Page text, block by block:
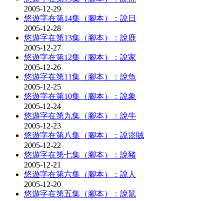
2005-12-29
悠遊字在第14集（腳本）：說日
2005-12-28
悠遊字在第13集（腳本）：說鹿
2005-12-27
悠遊字在第12集（腳本）：說家
2005-12-26
悠遊字在第11集（腳本）：說魚
2005-12-25
悠遊字在第10集（腳本）：說象
2005-12-24
悠遊字在第九集（腳本）：說牛
2005-12-23
悠遊字在第八集（腳本）：說盜賊
2005-12-22
悠遊字在第七集（腳本）：說豬
2005-12-21
悠遊字在第六集（腳本）：說人
2005-12-20
悠遊字在第五集（腳本）：說鼠